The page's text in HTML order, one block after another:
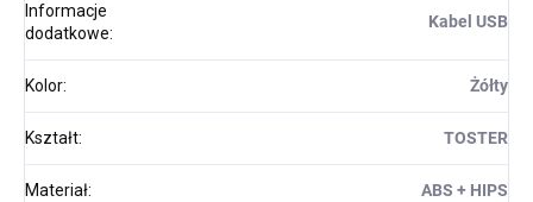
Informacje
dodatkowe:
Kabel USB
Kolor: Żółty
Kształt: TOSTER
Materiał: ABS + HIPS